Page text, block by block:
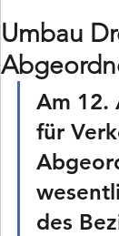
Umbau
Am 12.
für
des